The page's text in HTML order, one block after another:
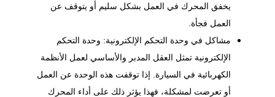
يخفق المحرك في العمل بشكل سليم أو يتوقف عن
العمل فجأة.
مشاكل في وحدة التحكم الإلكترونية: وحدة التحكم
الإلكترونية تمثل العقل المدبر والأساسي لعمل الأنظمة
الكهربائية في السيارة. إذا توقفت هذه الوحدة عن العمل
أو تعرضت لمشكلة، فهذا يؤثر ذلك على أداء المحرك